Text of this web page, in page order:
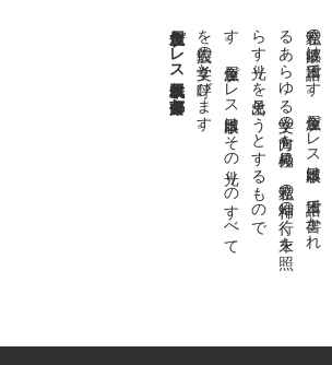
私達の
故郷は
日本語で
す
。
金魚屋プ
レ
ス
日本版は
、
日本語で
書か
れ
る
あ
ら
ゆ
る
文学の
方向を
見極め
、
私達の
精神の
行く
末を
照
ら
す
光り
を
見出そ
う
と
す
る
も
の
で
す
。
金魚屋プ
レ
ス
日本版は
そ
の
光り
の
す
べ
て
を
広義の
文学と
呼び
ま
す
。
金魚屋プレス日本版代表 齋藤都